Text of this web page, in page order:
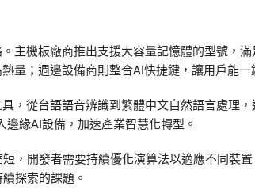
主機板廠商推出支援大容量記憶體的型號，
量；週邊設備商則整合AI快捷鍵，讓用戶能一
，從台語語音辨識到繁體中文自然語言處理
緣AI設備，加速產業智慧化轉型。
，開發者需要持續優化演算法以適應不同裝
探索的課題。